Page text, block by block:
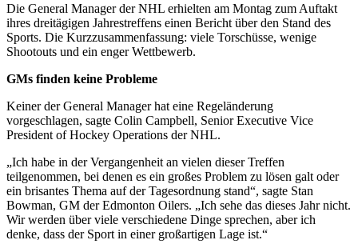
Die General Manager der NHL erhielten am Montag zum Auftakt
ihres dreitägigen Jahrestreffens einen Bericht über den Stand des
Sports. Die Kurzzusammenfassung: viele Torschüsse, wenige
Shootouts und ein enger Wettbewerb.
GMs finden keine Probleme
Keiner der General Manager hat eine Regeländerung
vorgeschlagen, sagte Colin Campbell, Senior Executive Vice
President of Hockey Operations der NHL.
„Ich habe in der Vergangenheit an vielen dieser Treffen
teilgenommen, bei denen es ein großes Problem zu lösen galt oder
ein brisantes Thema auf der Tagesordnung stand“, sagte Stan
Bowman, GM der Edmonton Oilers. „Ich sehe das dieses Jahr nicht.
Wir werden über viele verschiedene Dinge sprechen, aber ich
denke, dass der Sport in einer großartigen Lage ist.“